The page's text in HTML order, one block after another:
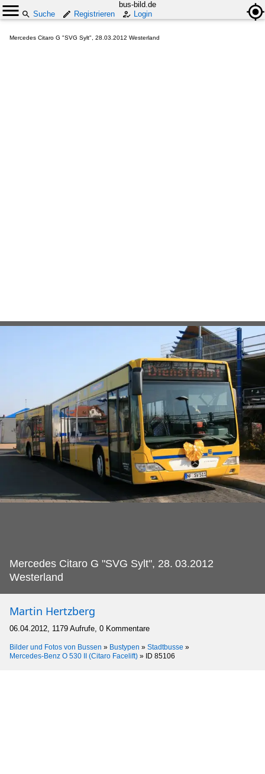
bus-bild.de
Suche
Registrieren Login
Mercedes Citaro G "SVG Sylt", 28.03.2012 Westerland
Mercedes Citaro G "SVG Sylt", 28. 03.2012
Westerland
Martin Hertzberg
06.04.2012, 1179 Aufrufe, 0 Kommentare
Bilder und Fotos von Bussen » Bustypen » Stadtbusse »
Mercedes-Benz O 530 II (Citaro Facelift) » ID 85106